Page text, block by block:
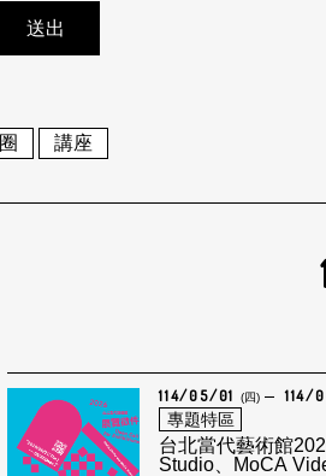
講座
114/05/01 (四) 114/
專題特區
台北當代藝術館
Studio、MoCA